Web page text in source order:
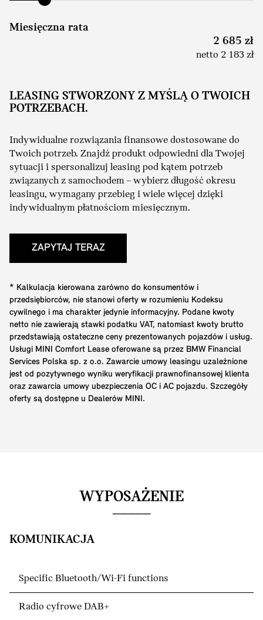
Miesięczna rata
2 685 zł
netto 2 183 zł
LEASING STWORZONY Z MYŚLĄ O TWOICH
POTRZEBACH.
Indywidualne rozwiązania finansowe dostosowane do
Twoich potrzeb. Znajdź produkt odpowiedni dla Twojej
sytuacji i spersonalizuj leasing pod kątem potrzeb
związanych z samochodem – wybierz długość okresu
leasingu, wymagany przebieg i wiele więcej dzięki
indywidualnym płatnościom miesięcznym.
ZAPYTAJ TERAZ
* Kalkulacja kierowana zarówno do konsumentów i
przedsiębiorców, nie stanowi oferty w rozumieniu Kodeksu
cywilnego i ma charakter jedynie informacyjny. Podane kwoty
netto nie zawierają stawki podatku VAT, natomiast kwoty brutto
przedstawiają ostateczne ceny prezentowanych pojazdów i usług.
Usługi MINI Comfort Lease oferowane są przez BMW Financial
Services Polska sp. z o.o. Zawarcie umowy leasingu uzależnione
jest od pozytywnego wyniku weryfikacji prawnofinansowej klienta
oraz zawarcia umowy ubezpieczenia OC i AC pojazdu. Szczegóły
oferty są dostępne u Dealerów MINI.
WYPOSAŻENIE
KOMUNIKACJA
Specific Bluetooth/Wi-Fi functions
Radio cyfrowe DAB+